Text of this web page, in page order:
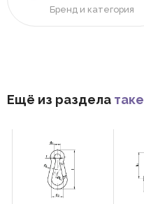
Бренд и категория
Ещё из раздела